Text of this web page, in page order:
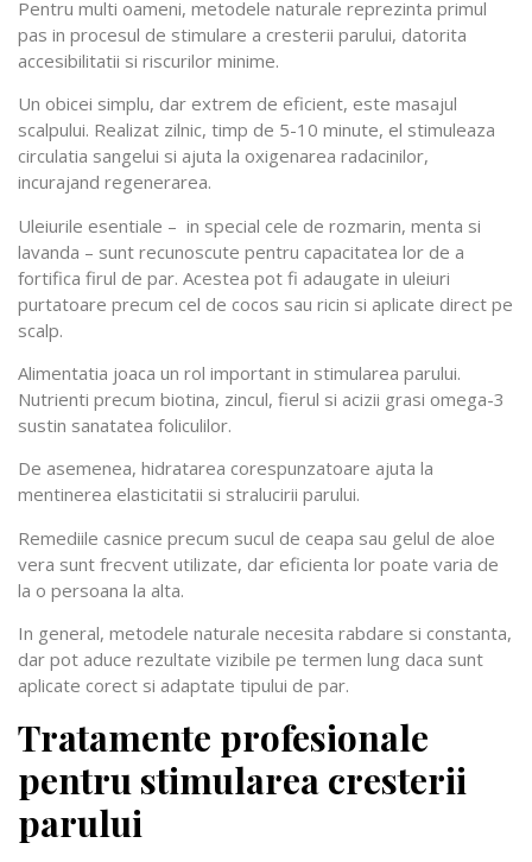
Pentru multi oameni, metodele naturale reprezinta primul
pas in procesul de stimulare a cresterii parului, datorita
accesibilitatii si riscurilor minime.
Un obicei simplu, dar extrem de eficient, este masajul
scalpului. Realizat zilnic, timp de 5-10 minute, el stimuleaza
circulatia sangelui si ajuta la oxigenarea radacinilor,
incurajand regenerarea.
Uleiurile esentiale – in special cele de rozmarin, menta si
lavanda – sunt recunoscute pentru capacitatea lor de a
fortifica firul de par. Acestea pot fi adaugate in uleiuri
purtatoare precum cel de cocos sau ricin si aplicate direct pe
scalp.
Alimentatia joaca un rol important in stimularea parului.
Nutrienti precum biotina, zincul, fierul si acizii grasi omega-3
sustin sanatatea foliculilor.
De asemenea, hidratarea corespunzatoare ajuta la
mentinerea elasticitatii si stralucirii parului.
Remediile casnice precum sucul de ceapa sau gelul de aloe
vera sunt frecvent utilizate, dar eficienta lor poate varia de
la o persoana la alta.
In general, metodele naturale necesita rabdare si constanta,
dar pot aduce rezultate vizibile pe termen lung daca sunt
aplicate corect si adaptate tipului de par.
Tratamente profesionale
pentru stimularea cresterii
parului